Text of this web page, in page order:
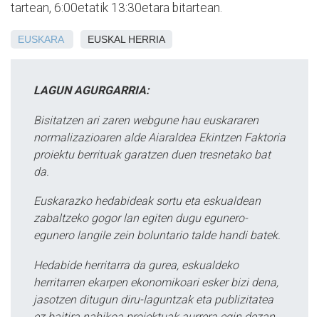
tartean, 6:00etatik 13:30etara bitartean.
EUSKARA EUSKAL HERRIA
LAGUN AGURGARRIA:
Bisitatzen ari zaren webgune hau euskararen
normalizazioaren alde Aiaraldea Ekintzen Faktoria
proiektu berrituak garatzen duen tresnetako bat
da.
Euskarazko hedabideak sortu eta eskualdean
zabaltzeko gogor lan egiten dugu egunero-
egunero langile zein boluntario talde handi batek.
Hedabide herritarra da gurea, eskualdeko
herritarren ekarpen ekonomikoari esker bizi dena,
jasotzen ditugun diru-laguntzak eta publizitatea